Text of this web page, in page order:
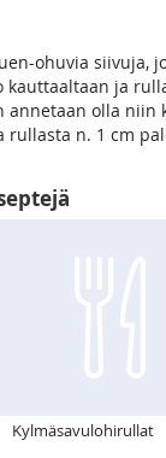
ohuvia siivuja,
kauttaaltaan ja
annetaan olla niin
rullasta n. 1 cm
Kylmäsavulohirullat